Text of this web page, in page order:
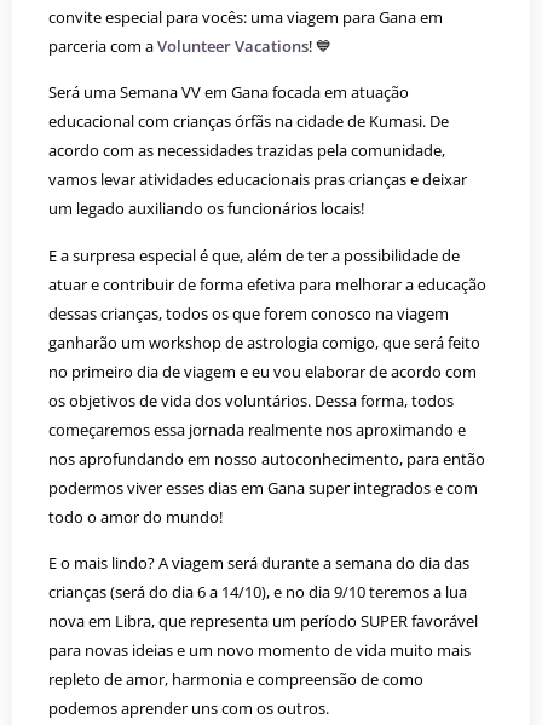
convite especial para vocês: uma viagem para Gana em
parceria com aVolunteer Vacations! 💙
Será uma Semana VV em Gana focada em atuação
educacional com crianças órfãs na cidade de Kumasi. De
acordo com as necessidades trazidas pela comunidade,
vamos levar atividades educacionais pras crianças e deixar
um legado auxiliando os funcionários locais!
E a surpresa especial é que, além de ter a possibilidade de
atuar e contribuir de forma efetiva para melhorar a educação
dessas crianças, todos os que forem conosco na viagem
ganharão um workshop de astrologia comigo, que será feito
no primeiro dia de viagem e eu vou elaborar de acordo com
os objetivos de vida dos voluntários. Dessa forma, todos
começaremos essa jornada realmente nos aproximando e
nos aprofundando em nosso autoconhecimento, para então
podermos viver esses dias em Gana super integrados e com
todo o amor do mundo!
E o mais lindo? A viagem será durante a semana do dia das
crianças (será do dia 6 a 14/10), e no dia 9/10 teremos a lua
nova em Libra, que representa um período SUPER favorável
para novas ideias e um novo momento de vida muito mais
repleto de amor, harmonia e compreensão de como
podemos aprender uns com os outros.